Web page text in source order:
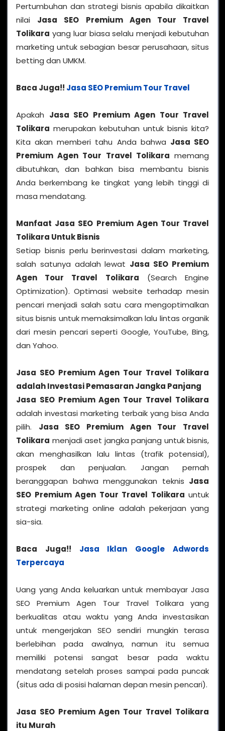
Pertumbuhan dan strategi bisnis apabila dikaitkan
nilai Jasa SEO Premium Agen Tour Travel
Tolikara yang luar biasa selalu menjadi kebutuhan
marketing untuk sebagian besar perusahaan, situs
betting dan UMKM.
Baca Juga!! Jasa SEO Premium Tour Travel
Apakah Jasa SEO Premium Agen Tour Travel
Tolikara merupakan kebutuhan untuk bisnis kita?
Kita akan memberi tahu Anda bahwa Jasa SEO
Premium Agen Tour Travel Tolikara memang
dibutuhkan, dan bahkan bisa membantu bisnis
Anda berkembang ke tingkat yang lebih tinggi di
masa mendatang.
Manfaat Jasa SEO Premium Agen Tour Travel
Tolikara Untuk Bisnis
Setiap bisnis perlu berinvestasi dalam marketing,
salah satunya adalah lewat Jasa SEO Premium
Agen Tour Travel Tolikara (Search Engine
Optimization). Optimasi website terhadap mesin
pencari menjadi salah satu cara mengoptimalkan
situs bisnis untuk memaksimalkan lalu lintas organik
dari mesin pencari seperti Google, YouTube, Bing,
dan Yahoo.
Jasa SEO Premium Agen Tour Travel Tolikara
adalah Investasi Pemasaran Jangka Panjang
Jasa SEO Premium Agen Tour Travel Tolikara
adalah investasi marketing terbaik yang bisa Anda
pilih. Jasa SEO Premium Agen Tour Travel
Tolikara menjadi aset jangka panjang untuk bisnis,
akan menghasilkan lalu lintas (trafik potensial),
prospek dan penjualan. Jangan pernah
beranggapan bahwa menggunakan teknis Jasa
SEO Premium Agen Tour Travel Tolikara untuk
strategi marketing online adalah pekerjaan yang
sia-sia.
Baca Juga!! Jasa Iklan Google Adwords
Terpercaya
Uang yang Anda keluarkan untuk membayar Jasa
SEO Premium Agen Tour Travel Tolikara yang
berkualitas atau waktu yang Anda investasikan
untuk mengerjakan SEO sendiri mungkin terasa
berlebihan pada awalnya, namun itu semua
memiliki potensi sangat besar pada waktu
mendatang setelah proses sampai pada puncak
(situs ada di posisi halaman depan mesin pencari).
Jasa SEO Premium Agen Tour Travel Tolikara
itu Murah